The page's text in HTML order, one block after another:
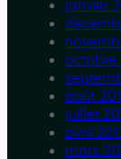
janvier
octobre
août
juillet
avril
mars